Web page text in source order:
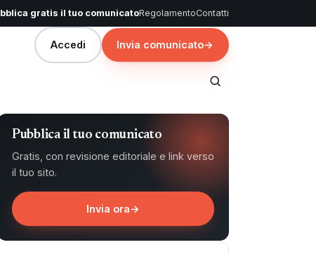
gratis il tuo comunicatoRegolamentoContatti
Accedi Invia comunicato→
Pubblica il tuo comunicato
Gratis, con revisione editoriale e link verso
il tuo sito.
Invia ora→